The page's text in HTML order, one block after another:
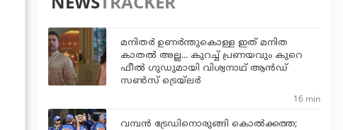
മനിതര്‍ ഉണര്‍ന്തുകൊള്ള ഇത് മനിത
കാതല്‍ അല്ല... കുറച്ച് പ്രണയവും കുറെ
ഫീല്‍ ഗുഡുമായി വിശ്വനാഥ് ആന്‍ഡ്
സണ്‍സ് ട്രെയ്‌ലര്‍
16 min
വമ്പന്‍ ട്രേഡിനൊരുങ്ങി കൊല്‍ക്കത്ത;